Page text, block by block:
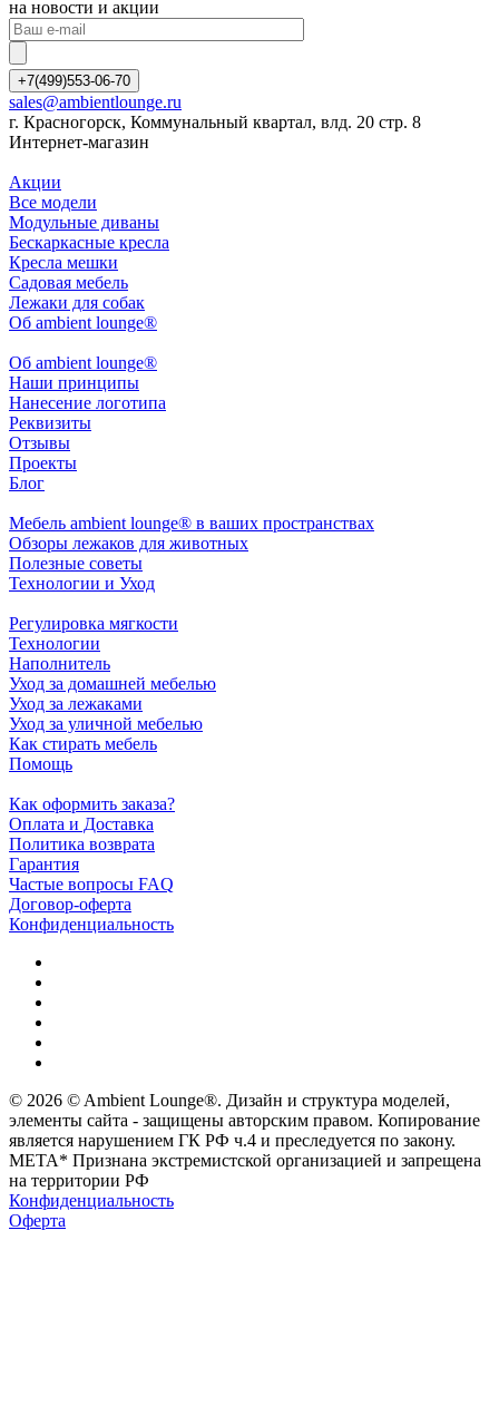
на новости и акции
+7(499)553-06-70
sales@ambientlounge.ru
г. Красногорск, Коммунальный квартал, влд. 20 стр. 8
Интернет-магазин
Акции
Все модели
Модульные диваны
Бескаркасные кресла
Кресла мешки
Садовая мебель
Лежаки для собак
Об ambient lounge®
Oб ambient lounge®
Наши принципы
Нанесение логотипа
Реквизиты
Отзывы
Проекты
Блог
Мебель ambient lounge® в ваших пространствах
Обзоры лежаков для животных
Полезные советы
Технологии и Уход
Регулировка мягкости
Технологии
Наполнитель
Уход за домашней мебелью
Уход за лежаками
Уход за уличной мебелью
Как стирать мебель
Помощь
Как оформить заказа?
Оплата и Доставка
Политика возврата
Гарантия
Частые вопросы FAQ
Договор-оферта
Конфиденциальность
© 2026 © Ambient Lounge®. Дизайн и структура моделей,
элементы сайта - защищены авторским правом. Копирование
является нарушением ГК РФ ч.4 и преследуется по закону.
МЕТА* Признана экстремистской организацией и запрещена
на территории РФ
Конфиденциальность
Оферта